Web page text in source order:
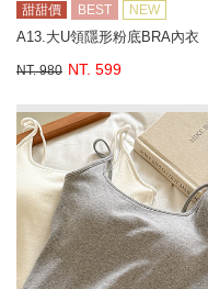
甜甜價 BEST NEW
A13.大U領隱形粉底BRA內衣
NT. 980 NT. 599